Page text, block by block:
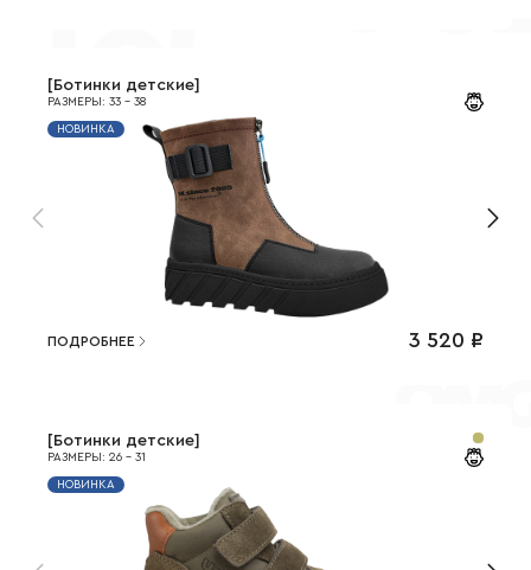
[ Ботинки детские]
РАЗМЕРЫ : 33 - 38
НОВИНКА
ПОДРОБНЕЕ 3 520 ₽
[ Ботинки детские]
РАЗМЕРЫ : 26 - 31
НОВИНКА